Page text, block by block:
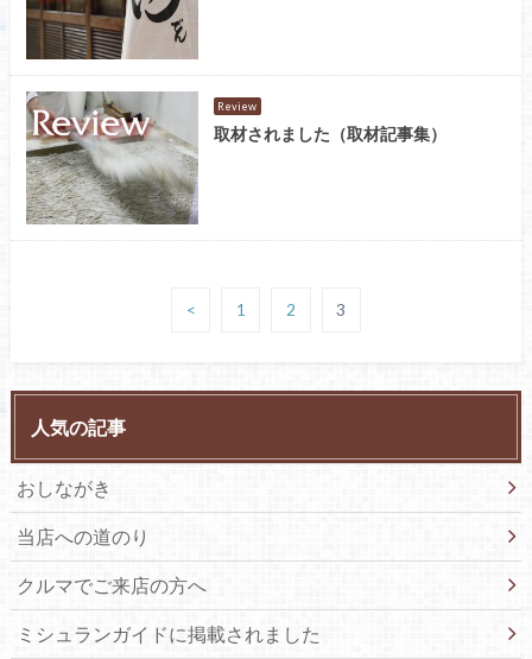
Review
取材されました（取材記事集）
< 1 2 3
人気の記事
おしながき
当店への道のり
クルマでご来店の方へ
ミシュランガイドに掲載されました